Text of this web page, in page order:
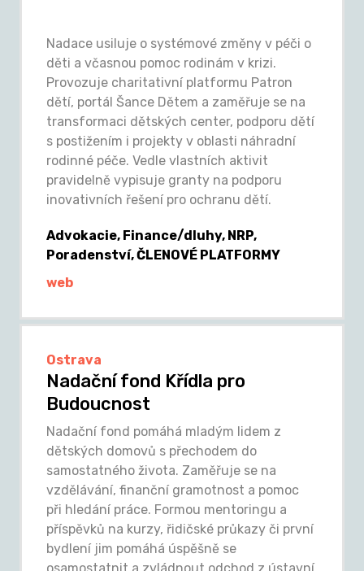
Nadace usiluje o systémové změny v péči o
děti a včasnou pomoc rodinám v krizi.
Provozuje charitativní platformu Patron
dětí, portál Šance Dětem a zaměřuje se na
transformaci dětských center, podporu dětí
s postižením i projekty v oblasti náhradní
rodinné péče. Vedle vlastních aktivit
pravidelně vypisuje granty na podporu
inovativních řešení pro ochranu dětí.
Advokacie, Finance/dluhy, NRP,
Poradenství, ČLENOVÉ PLATFORMY
web
Ostrava
Nadační fond Křídla pro
Budoucnost
Nadační fond pomáhá mladým lidem z
dětských domovů s přechodem do
samostatného života. Zaměřuje se na
vzdělávání, finanční gramotnost a pomoc
při hledání práce. Formou mentoringu a
příspěvků na kurzy, řidičské průkazy či první
bydlení jim pomáhá úspěšně se